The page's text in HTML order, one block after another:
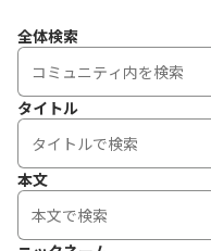
全体検索
タイトル
本文